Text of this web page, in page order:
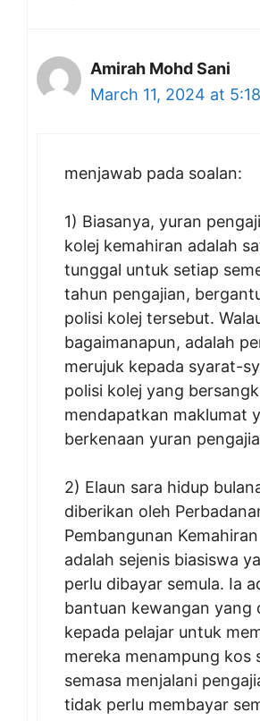
Amirah Mohd Sani
March 11, 2024 at
menjawab pada soalan:
1) Biasanya, yuran
kolej kemahiran adalah
tunggal untuk setiap
tahun pengajian,
polisi kolej tersebut.
bagaimanapun, adalah
merujuk kepada syarat-
polisi kolej yang
mendapatkan maklumat
berkenaan yuran
2) Elaun sara hidup
diberikan oleh
Pembangunan
adalah sejenis biasiswa
perlu dibayar semula. Ia
bantuan kewangan yang
kepada pelajar untuk
mereka menampung kos
semasa menjalani
tidak perlu membayar